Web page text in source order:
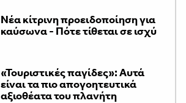
Νέα κίτρινη προειδοποίηση για
καύσωνα - Πότε τίθεται σε ισχύ
«Τουριστικές παγίδες»: Αυτά
είναι τα πιο απογοητευτικά
αξιοθέατα του πλανήτη